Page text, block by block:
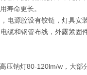
寿命更长。
电源腔设有铰链，灯具
缆和钢管布线，外露紧固
压钠灯80-120lm/w，大